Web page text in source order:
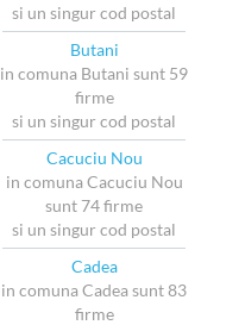
si un singur cod postal
Butani
in comuna Butani sunt 59
firme
si un singur cod postal
Cacuciu Nou
in comuna Cacuciu Nou
sunt 74 firme
si un singur cod postal
Cadea
in comuna Cadea sunt 83
firme